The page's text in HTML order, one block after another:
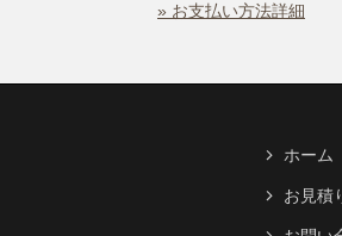
» お支払い方法詳細
ホーム
お見積